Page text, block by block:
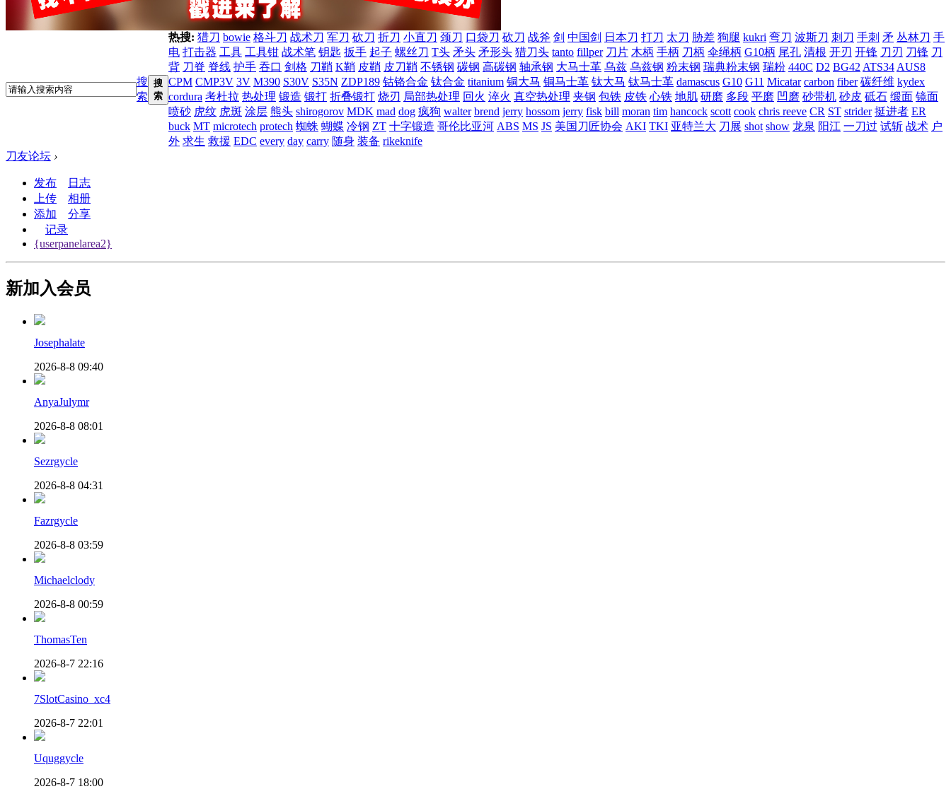
搜
索
搜
索
热搜: 猎刀 bowie 格斗刀 战术刀 军刀 砍刀 折刀 小直刀 颈刀 口袋刀 砍刀 战斧 剑 中国剑 日本刀 打刀 太刀 胁差 狗腿 kukri 弯刀 波斯刀 刺刀 手刺 矛 丛林刀 手
电 打击器 工具 工具钳 战术笔 钥匙 扳手 起子 螺丝刀 T头 矛头 矛形头 猎刀头 tanto fillper 刀片 木柄 手柄 刀柄 伞绳柄 G10柄 尾孔 清根 开刃 开锋 刀刃 刀锋 刀
背 刀脊 脊线 护手 吞口 剑格 刀鞘 K鞘 皮鞘 皮刀鞘 不锈钢 碳钢 高碳钢 轴承钢 大马士革 乌兹 乌兹钢 粉末钢 瑞典粉末钢 瑞粉 440C D2 BG42 ATS34 AUS8
CPM CMP3V 3V M390 S30V S35N ZDP189 钴铬合金 钛合金 titanium 铜大马 铜马士革 钛大马 钛马士革 damascus G10 G11 Micatar carbon fiber 碳纤维 kydex
cordura 考杜拉 热处理 锻造 锻打 折叠锻打 烧刃 局部热处理 回火 淬火 真空热处理 夹钢 包铁 皮铁 心铁 地肌 研磨 多段 平磨 凹磨 砂带机 砂皮 砥石 缎面 镜面
喷砂 虎纹 虎斑 涂层 熊头 shirogorov MDK mad dog 疯狗 walter brend jerry hossom jerry fisk bill moran tim hancock scott cook chris reeve CR ST strider 挺进者 ER
buck MT microtech protech 蜘蛛 蝴蝶 冷钢 ZT 十字锻造 哥伦比亚河 ABS MS JS 美国刀匠协会 AKI TKI 亚特兰大 刀展 shot show 龙泉 阳江 一刀过 试斩 战术 户
外 求生 救援 EDC every day carry 随身 装备 rikeknife
刀友论坛 ›
发布
日志
上传
相册
添加
分享
记录
{userpanelarea2}
新加入会员
Josephalate
2026-8-8 09:40
AnyaJulymr
2026-8-8 08:01
Sezrgycle
2026-8-8 04:31
Fazrgycle
2026-8-8 03:59
Michaelclody
2026-8-8 00:59
ThomasTen
2026-8-7 22:16
7SlotCasino_xc4
2026-8-7 22:01
Uquggycle
2026-8-7 18:00